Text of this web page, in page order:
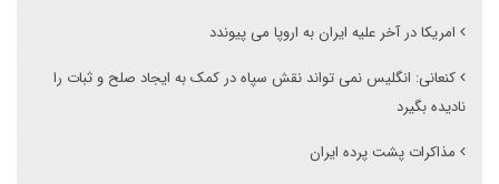
امریکا در آخر علیه ایران به اروپا می پیوندد
کنعانی: انگلیس نمی تواند نقش سپاه در کمک به ایجاد صلح و ثبات را
نادیده بگیرد
مذاکرات پشت پرده ایران